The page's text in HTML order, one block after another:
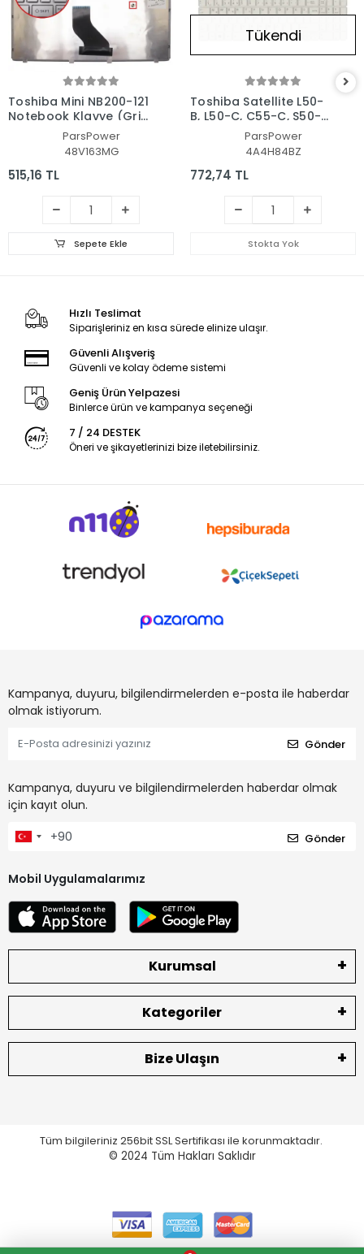
Toshiba Mini NB200-121
Notebook Klavye (Gri
ParsPower
48V163MG
515,16 TL
Sepete Ekle
Tükendi
Toshiba Satellite L50-
B, L50-C, C55-C, S50-B,
C70-C, L70-C Serisi
Uyumlu Notebook
Klavye Işıklı (Beyaz TR)
ParsPower
4A4H84BZ
772,74 TL
Stokta Yok
Hızlı Teslimat
Siparişleriniz en kısa sürede elinize ulaşır.
Güvenli Alışveriş
Güvenli ve kolay ödeme sistemi
Geniş Ürün Yelpazesi
Binlerce ürün ve kampanya seçeneği
7 / 24 DESTEK
Öneri ve şikayetlerinizi bize iletebilirsiniz.
Kampanya, duyuru, bilgilendirmelerden e-posta ile haberdar
olmak istiyorum.
Gönder
Kampanya, duyuru ve bilgilendirmelerden haberdar olmak
için kayıt olun.
Gönder
Mobil Uygulamalarımız
Kurumsal
Kategoriler
Bize Ulaşın
Tüm bilgileriniz 256bit SSL Sertifikası ile korunmaktadır.
© 2024 Tüm Hakları Saklıdır